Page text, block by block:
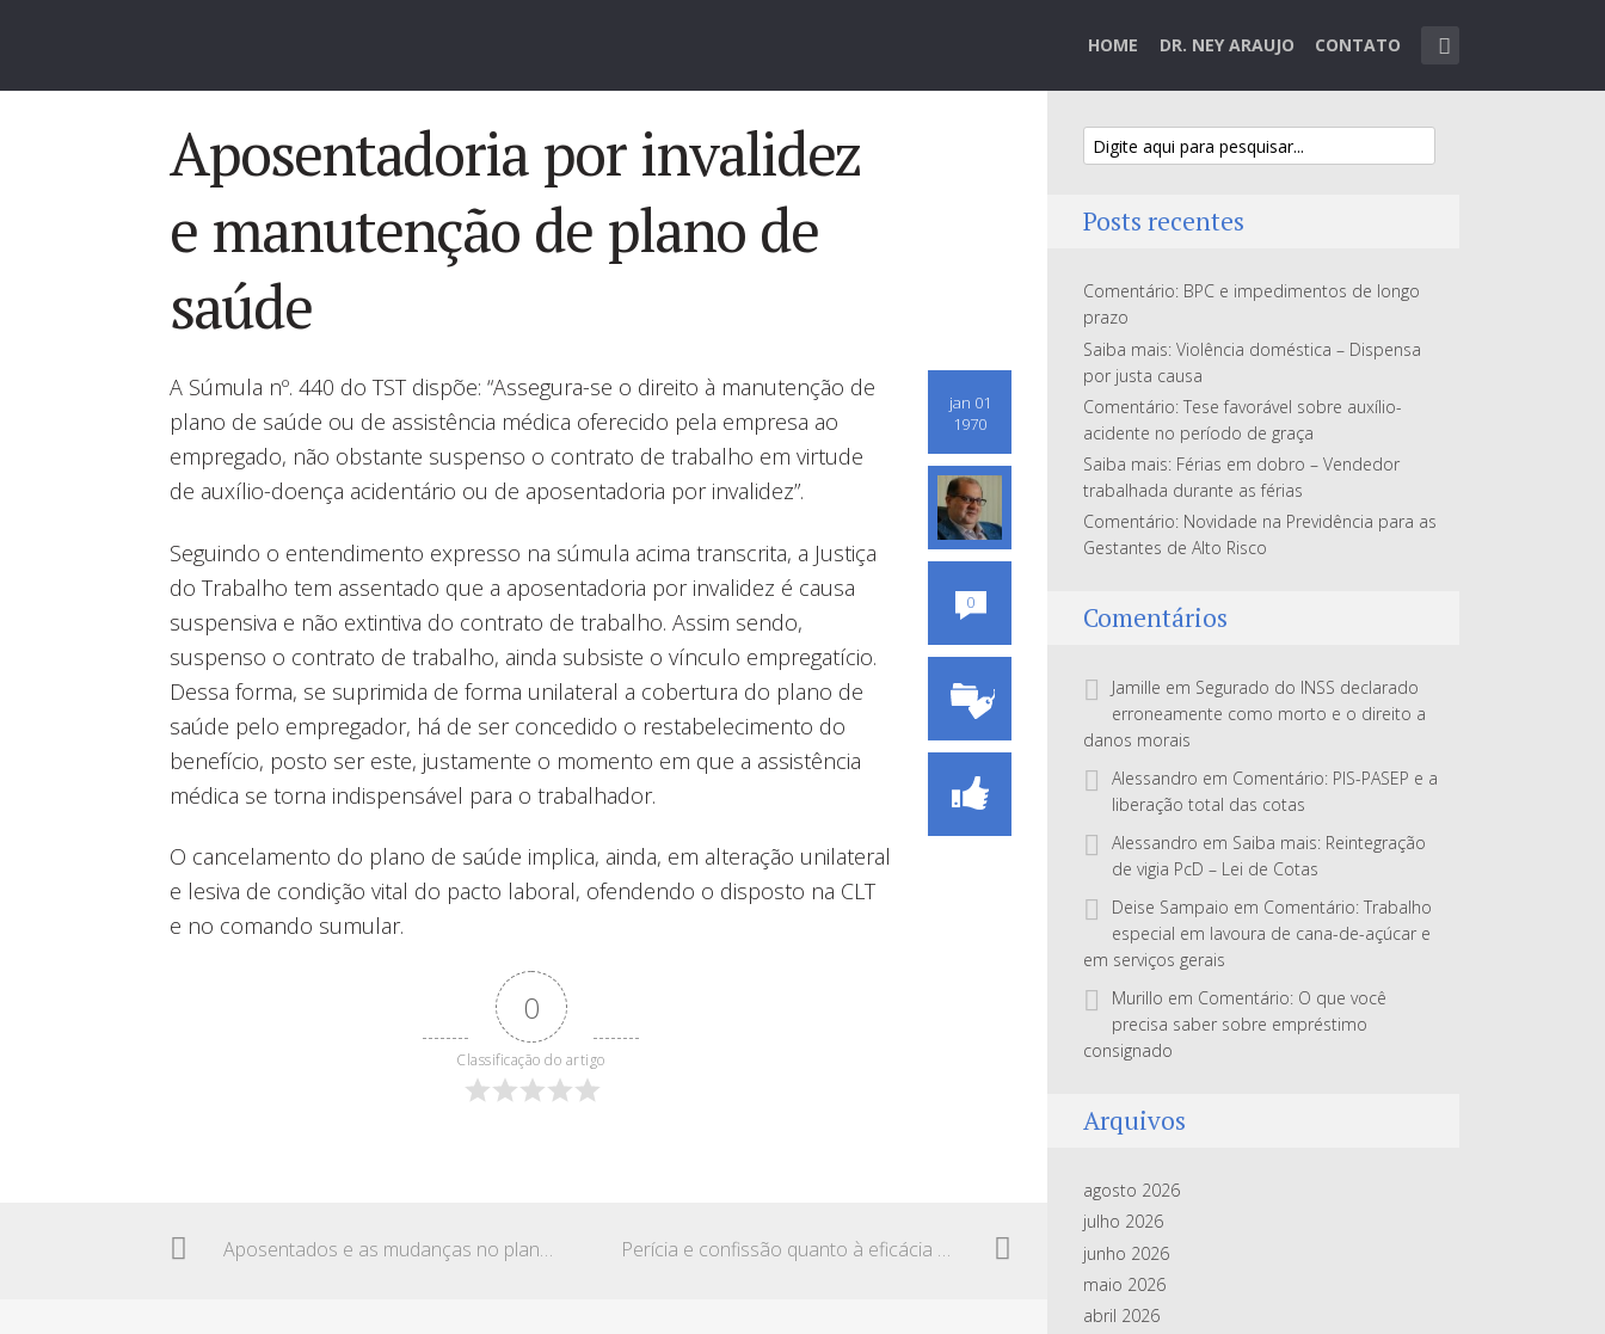
HOME DR. NEY ARAUJO CONTATO
Aposentadoria por invalidez
e manutenção de plano de
saúde
jan 01
1970
0
A Súmula nº. 440 do TST dispõe: “Assegura-se o direito à manutenção de
plano de saúde ou de assistência médica oferecido pela empresa ao
empregado, não obstante suspenso o contrato de trabalho em virtude
de auxílio-doença acidentário ou de aposentadoria por invalidez”.
Seguindo o entendimento expresso na súmula acima transcrita, a Justiça
do Trabalho tem assentado que a aposentadoria por invalidez é causa
suspensiva e não extintiva do contrato de trabalho. Assim sendo,
suspenso o contrato de trabalho, ainda subsiste o vínculo empregatício.
Dessa forma, se suprimida de forma unilateral a cobertura do plano de
saúde pelo empregador, há de ser concedido o restabelecimento do
benefício, posto ser este, justamente o momento em que a assistência
médica se torna indispensável para o trabalhador.
O cancelamento do plano de saúde implica, ainda, em alteração unilateral
e lesiva de condição vital do pacto laboral, ofendendo o disposto na CLT
e no comando sumular.
0
Classificação do artigo
Aposentados e as mudanças no plano de saúde empresarial Perícia e confissão quanto à eficácia de EPIs
Posts recentes
Comentário: BPC e impedimentos de longo
prazo
Saiba mais: Violência doméstica – Dispensa
por justa causa
Comentário: Tese favorável sobre auxílio-
acidente no período de graça
Saiba mais: Férias em dobro – Vendedor
trabalhada durante as férias
Comentário: Novidade na Previdência para as
Gestantes de Alto Risco
Comentários
Jamille em Segurado do INSS declarado
erroneamente como morto e o direito a
danos morais
Alessandro em Comentário: PIS-PASEP e a
liberação total das cotas
Alessandro em Saiba mais: Reintegração
de vigia PcD – Lei de Cotas
Deise Sampaio em Comentário: Trabalho
especial em lavoura de cana-de-açúcar e
em serviços gerais
Murillo em Comentário: O que você
precisa saber sobre empréstimo
consignado
Arquivos
agosto 2026
julho 2026
junho 2026
maio 2026
abril 2026